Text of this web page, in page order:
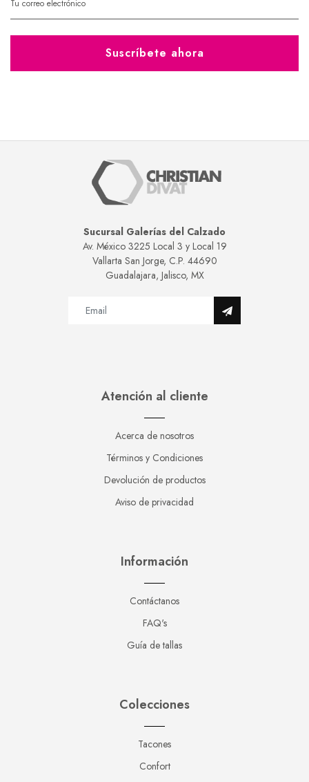
Suscríbete ahora
Sucursal Galerías del Calzado
Av. México 3225 Local 3 y Local 19
Vallarta San Jorge, C.P. 44690
Guadalajara, Jalisco, MX
Atención al cliente
Acerca de nosotros
Términos y Condiciones
Devolución de productos
Aviso de privacidad
Información
Contáctanos
FAQ's
Guía de tallas
Colecciones
Tacones
Confort